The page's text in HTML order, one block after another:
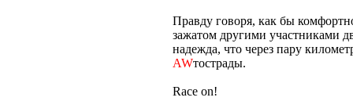
Правду говоря, как бы
зажатом другими участниками
надежда, что через пару
AWтострады.
Race on!